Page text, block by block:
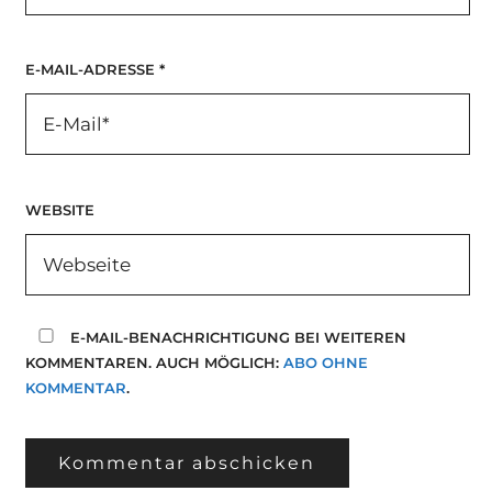
E-MAIL-ADRESSE *
WEBSITE
E-MAIL-BENACHRICHTIGUNG BEI WEITEREN
KOMMENTAREN. AUCH MÖGLICH: ABO OHNE
KOMMENTAR.